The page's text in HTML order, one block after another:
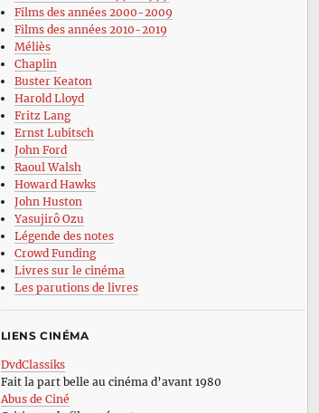
Films des années 2000-2009
Films des années 2010-2019
Méliès
Chaplin
Buster Keaton
Harold Lloyd
Fritz Lang
Ernst Lubitsch
John Ford
Raoul Walsh
Howard Hawks
John Huston
Yasujirô Ozu
Légende des notes
Crowd Funding
Livres sur le cinéma
Les parutions de livres
LIENS CINÉMA
DvdClassiks
Fait la part belle au cinéma d’avant 1980
Abus de Ciné